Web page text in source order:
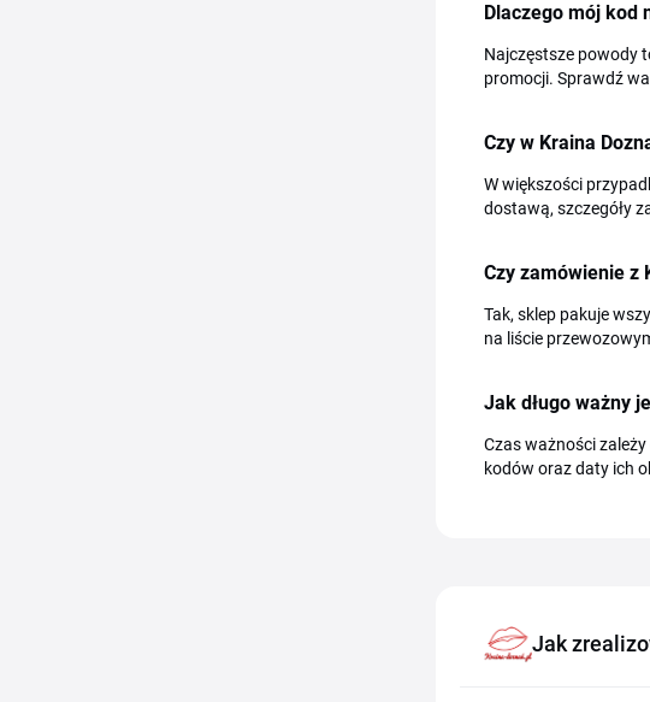
Dlaczego mój kod
Najczęstsze powody
promocji. Sprawdź
Czy w Kraina
W większości
dostawą, szczegóły
Czy zamówienie z
Tak, sklep pakuje
na liście
Jak długo ważny
Czas ważności
kodów oraz daty ich
Jak